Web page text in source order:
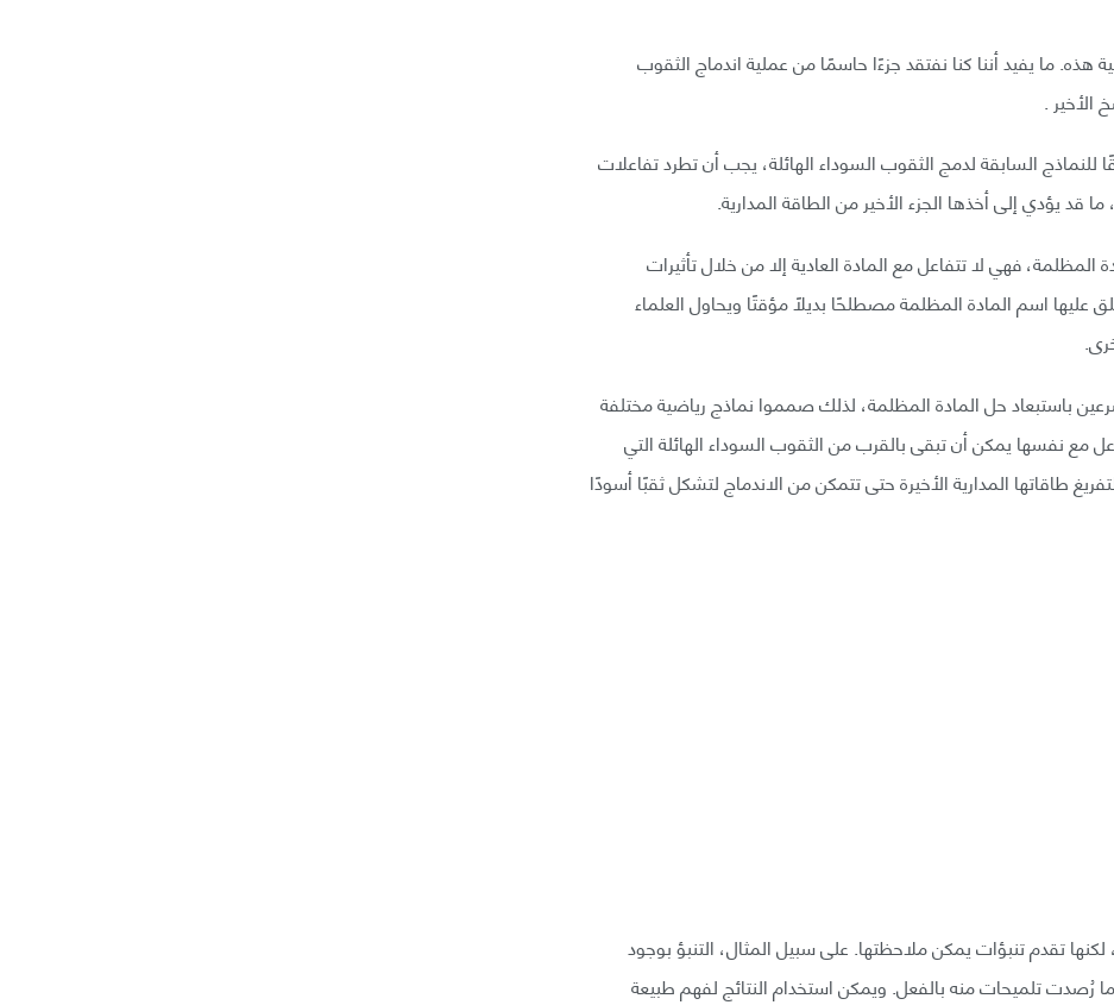
ما يفيد أننا كنا نفتقد جزءًا حاسمًا من عملية اندماج الثقوب
.
السابقة لدمج الثقوب السوداء الهائلة، يجب أن تطرد تفاعلات
قد يؤدي إلى أخذها الجزء الأخير من الطاقة المدارية.
المظلمة، فهي لا تتفاعل مع المادة العادية إلا من خلال تأثيرات
اسم المادة المظلمة مصطلحًا بديلًا مؤقتًا ويحاول العلماء
باستبعاد حل المادة المظلمة، لذلك صمموا نماذج رياضية مختلفة
مع نفسها يمكن أن تبقى بالقرب من الثقوب السوداء الهائلة التي
طاقاتها المدارية الأخيرة حتى تتمكن من الاندماج لتشكل ثقبًا أسودًا
تقدم تنبؤات يمكن ملاحظتها. على سبيل المثال، التنبؤ بوجود
رُصدت تلميحات منه بالفعل. ويمكن استخدام النتائج لفهم طبيعة